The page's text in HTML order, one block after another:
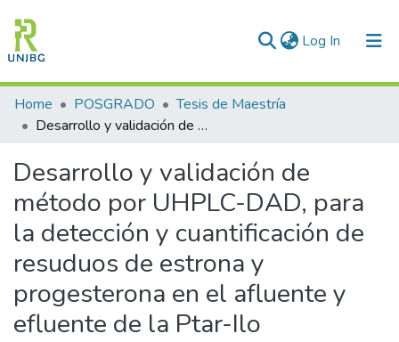
Log In (current)
Communities & Collections
All of DSpace
Statistics
Enviar tesis
Home POSGRADO
Tesis de Maestría
Desarrollo y validación de método por UHPLC-DAD, para la detección y cuantificación de resuduos de estrona y progesterona en el afluente y efluente de la Ptar-Ilo
Desarrollo y validación de
método por UHPLC-DAD, para
la detección y cuantificación de
resuduos de estrona y
progesterona en el afluente y
efluente de la Ptar-Ilo